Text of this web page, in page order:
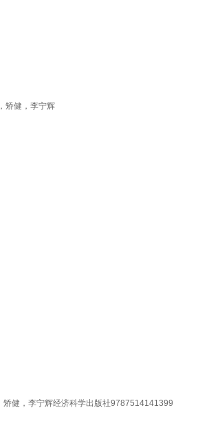
矫健，李宁辉
矫健，李宁辉经济科学出版社9787514141399